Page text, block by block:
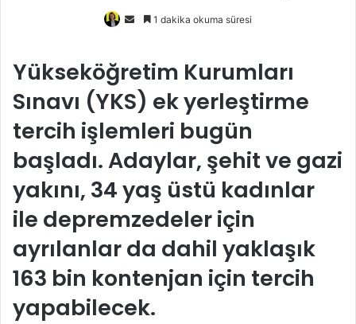
Bir
göndermek
1 dakika okuma süresi
Yükseköğretim Kurumları
Sınavı (YKS) ek yerleştirme
tercih işlemleri bugün
başladı. Adaylar, şehit ve gazi
yakını, 34 yaş üstü kadınlar
ile depremzedeler için
ayrılanlar da dahil yaklaşık
163 bin kontenjan için tercih
yapabilecek.